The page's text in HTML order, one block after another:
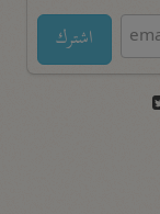
اشترك